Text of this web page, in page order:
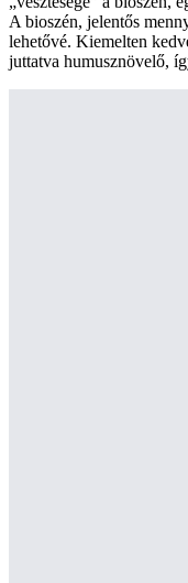
A bioszén, jelentős
lehetővé. Kiemelten
juttatva humusznövelő,